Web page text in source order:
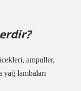
ampuller,
yağ lambaları